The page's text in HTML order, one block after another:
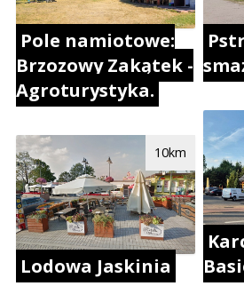
Pole namiotowe:
Brzozowy Zakątek -
Agroturystyka.
Lodowa Jaskinia
10km